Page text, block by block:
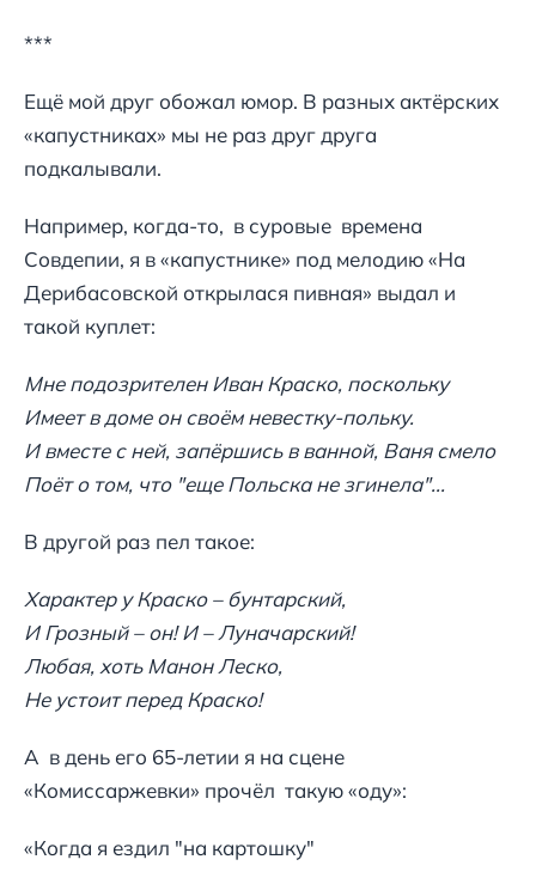
***
Ещё мой друг обожал юмор. В разных актёрских
«капустниках» мы не раз друг друга
подкалывали.
Например, когда-то, в суровые времена
Совдепии, я в «капустнике» под мелодию «На
Дерибасовской открылася пивная» выдал и
такой куплет:
Мне подозрителен Иван Краско, поскольку
Имеет в доме он своём невестку-польку.
И вместе с ней, запёршись в ванной, Ваня смело
Поёт о том, что "еще Польска не згинела"...
В другой раз пел такое:
Характер у Краско – бунтарский,
И Грозный – он! И – Луначарский!
Любая, хоть Манон Леско,
Не устоит перед Краско!
А в день его 65-летии я на сцене
«Комиссаржевки» прочёл такую «оду»:
«Когда я ездил "на картошку"